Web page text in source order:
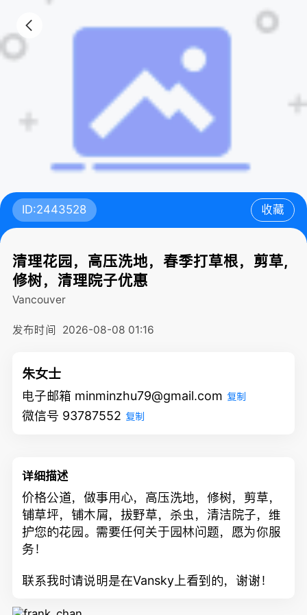
ID:2443528 收藏
清理花园，高压洗地，春季打草根，剪草,
修树，清理院子优惠
Vancouver
发布时间 2026-08-08 01:16
朱女士
电子邮箱 minminzhu79@gmail.com 复制
微信号 93787552 复制
详细描述
价格公道，做事用心，高压洗地，修树，剪草，
铺草坪，铺木屑，拔野草，杀虫，清洁院子，维
护您的花园。需要任何关于园林问题，愿为你服
务！
联系我时请说明是在Vansky上看到的，谢谢！